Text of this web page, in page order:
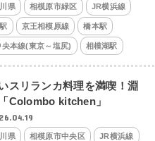
県 相模原市緑区 JR横浜線
京王相模原線 橋本駅
央本線(東京～塩尻) 相模湖駅
スリランカ料理を満喫！淵
Colombo kitchen」
県 相模原市中央区 JR横浜線